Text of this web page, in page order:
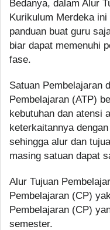
Bedanya, dalam Alur
Kurikulum Merdeka
panduan buat guru
biar dapat memenuhi
fase.
Satuan Pembelajaran
Pembelajaran (ATP)
kebutuhan dan atensi
keterkaitannya
sehingga alur dan
masing satuan dapat
Alur Tujuan
Pembelajaran (CP)
Pembelajaran (CP)
semester.